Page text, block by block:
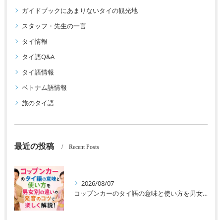
ガイドブックにあまりないタイの観光地
スタッフ・先生の一言
タイ情報
タイ語Q&A
タイ語情報
ベトナム語情報
旅のタイ語
最近の投稿 Recent Posts
2026/08/07
コップンカーのタイ語の意味と使い方を男女別の違いや発音のコツで楽しく解説！